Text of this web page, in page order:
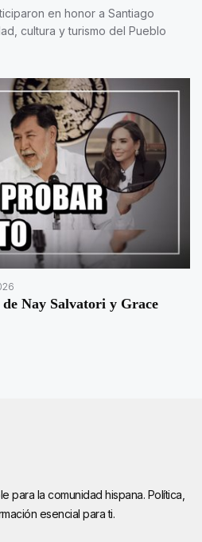
en honor a Santiago
cultura y turismo del Pueblo
de Nay Salvatori y Grace
para la comunidad hispana. Política,
esencial para ti.